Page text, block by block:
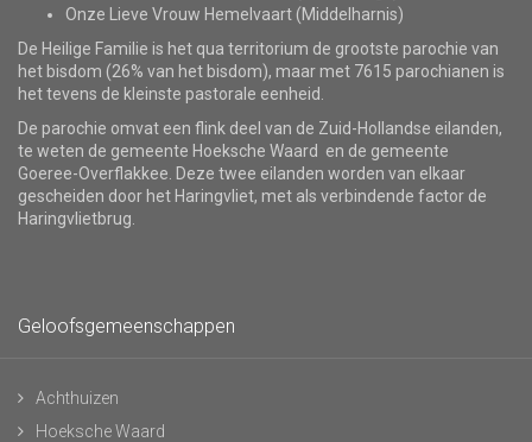
Onze Lieve Vrouw Hemelvaart (Middelharnis)
De Heilige Familie is het qua territorium de grootste parochie van
het bisdom (26% van het bisdom), maar met 7615 parochianen is
het tevens de kleinste pastorale eenheid.
De parochie omvat een flink deel van de Zuid-Hollandse eilanden,
te weten de gemeente Hoeksche Waard en de gemeente
Goeree-Overflakkee. Deze twee eilanden worden van elkaar
gescheiden door het Haringvliet, met als verbindende factor de
Haringvlietbrug.
Geloofsgemeenschappen
Achthuizen
Hoeksche Waard